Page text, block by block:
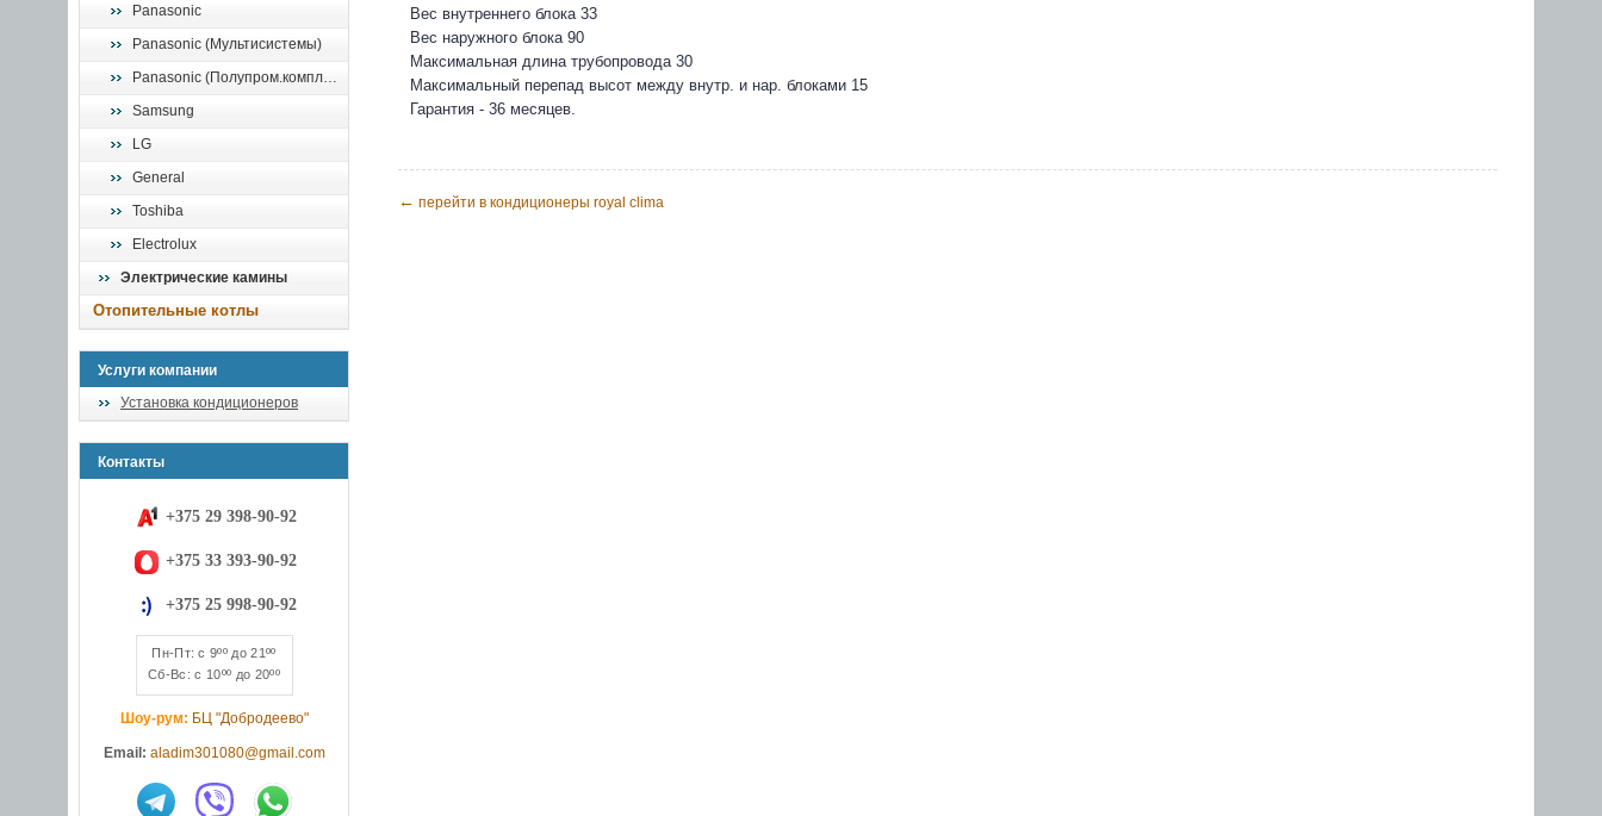
Panasonic
Panasonic (Мультисистемы)
Panasonic (Полупром.комплекты)
Samsung
LG
General
Toshiba
Electrolux
Электрические камины
Отопительные котлы
Услуги компании
Установка кондиционеров
Контакты
+375 29 398-90-92
+375 33 393-90-92
+375 25 998-90-92
Пн-Пт: с 9ºº до 21ºº
Сб-Вс: с 10ºº до 20ºº
Шоу-рум: БЦ "Добродеево"
Email: aladim301080@gmail.com
Вес внутреннего блока 33
Вес наружного блока 90
Максимальная длина трубопровода 30
Максимальный перепад высот между внутр. и нар. блоками 15
Гарантия - 36 месяцев.
← перейти в кондиционеры royal clima